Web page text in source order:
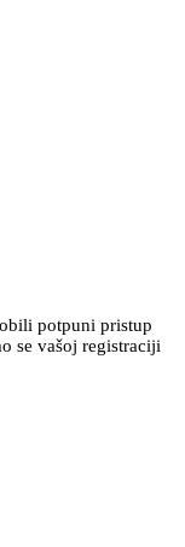
potpuni pristup
se vašoj registraciji